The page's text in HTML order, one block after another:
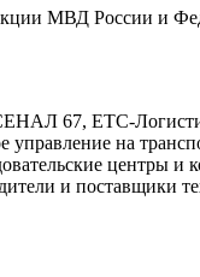
МВД России и
67, ЕТС-
на
центры и
и поставщики